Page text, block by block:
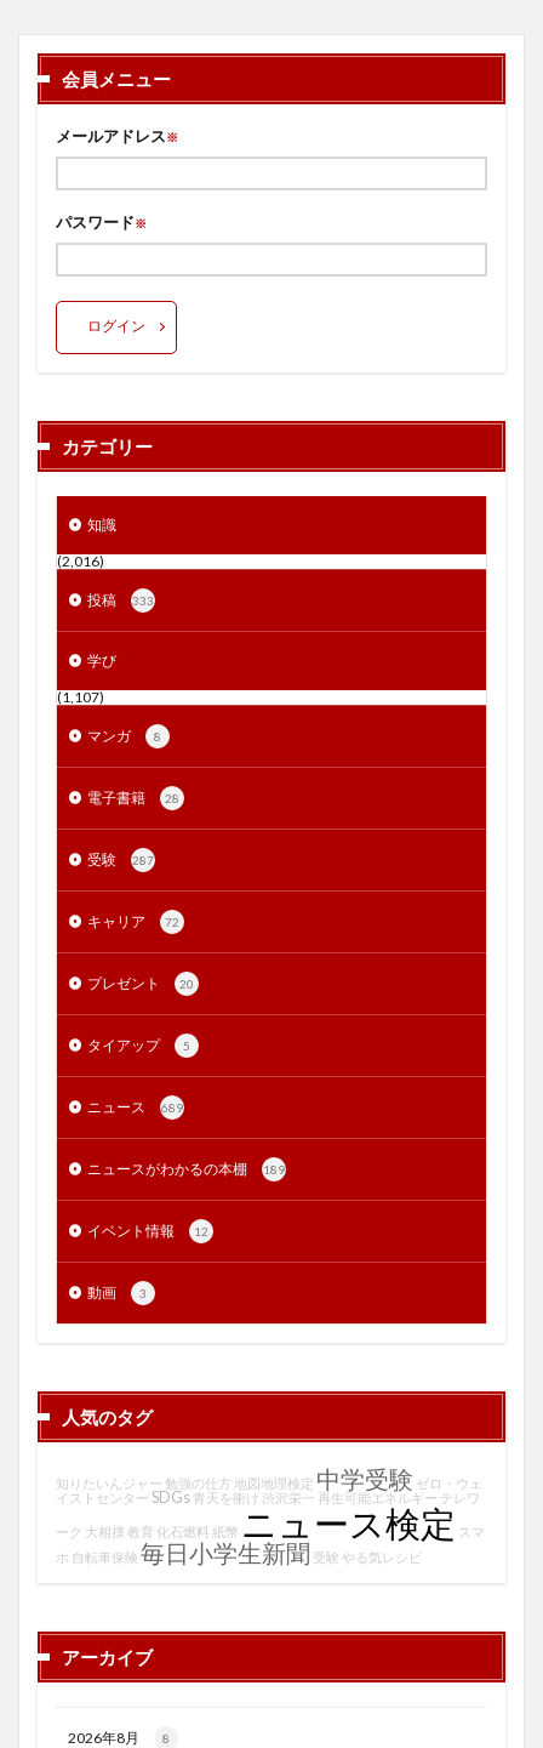
会員メニュー
メールアドレス※
パスワード※
ログイン
カテゴリー
知識
(2,016)
投稿 333
学び
(1,107)
マンガ 8
電子書籍 28
受験 287
キャリア 72
プレゼント 20
タイアップ 5
ニュース 689
ニュースがわかるの本棚 189
イベント情報 12
動画 3
人気のタグ
知りたいんジャー 勉強の仕方 地図地理検定 中学受験 ゼロ・ウェ
イストセンター SDGs 青天を衝け 渋沢栄一 再生可能エネルギー テレワ
ーク 大相撲 教育 化石燃料 紙幣 ニュース検定 スマ
ホ 自転車保険 毎日小学生新聞 受験 やる気レシピ
アーカイブ
2026年8月 8